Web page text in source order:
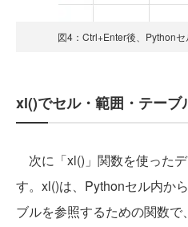
図4：Ctrl+Enter後、Python
xl()でセル・範囲・テーブ
次に「xl()」関数を使った
す。xl()は、Pythonセル内か
ブルを参照するための関数